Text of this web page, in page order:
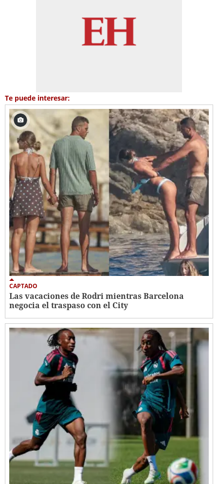
Te puede interesar:
CAPTADO
Las vacaciones de Rodri mientras Barcelona
negocia el traspaso con el City